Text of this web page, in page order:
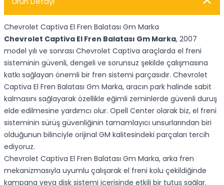
Chevrolet Captiva El Fren Balatası Gm Marka
Chevrolet Captiva El Fren Balatası Gm Marka, 2007
model yılı ve sonrası Chevrolet Captiva araçlarda el freni
sisteminin güvenli, dengeli ve sorunsuz şekilde çalışmasına
katkı sağlayan önemli bir fren sistemi parçasıdır. Chevrolet
Captiva El Fren Balatası Gm Marka, aracın park halinde sabit
kalmasını sağlayarak özellikle eğimli zeminlerde güvenli duruş
elde edilmesine yardımcı olur. Opell Center olarak biz, el freni
sisteminin sürüş güvenliğinin tamamlayıcı unsurlarından biri
olduğunun bilinciyle orijinal GM kalitesindeki parçaları tercih
ediyoruz.
Chevrolet Captiva El Fren Balatası Gm Marka, arka fren
mekanizmasıyla uyumlu çalışarak el freni kolu çekildiğinde
kampana veya disk sistemi içerisinde etkili bir tutuş sağlar.